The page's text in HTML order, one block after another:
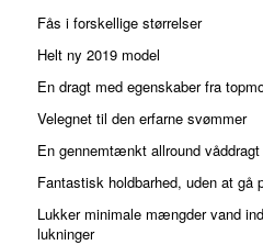
Fås i forskellige størrelser
Helt ny 2019 model
En dragt med egenskaber fra
Velegnet til den erfarne svømmer
En gennemtænkt allround våddragt
Fantastisk holdbarhed, uden at gå
Lukker minimale mængder vand
lukninger